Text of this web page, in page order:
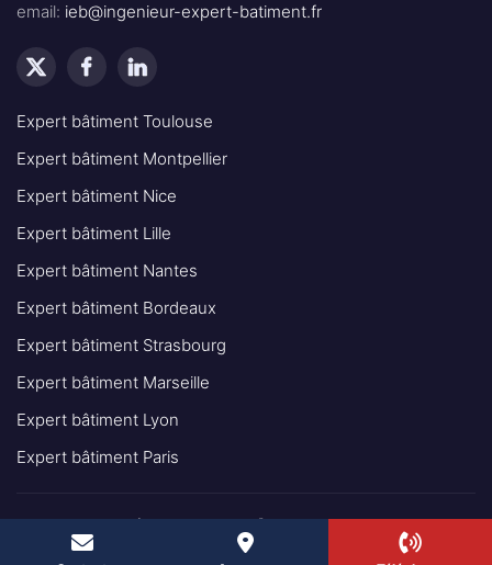
email: ieb@ingenieur-expert-batiment.fr
Expert bâtiment Toulouse
Expert bâtiment Montpellier
Expert bâtiment Nice
Expert bâtiment Lille
Expert bâtiment Nantes
Expert bâtiment Bordeaux
Expert bâtiment Strasbourg
Expert bâtiment Marseille
Expert bâtiment Lyon
Expert bâtiment Paris
© 2025 - INGÉNIEUR EXPERT BÂTIMENT IEB TOUS DROITS
RÉSERVÉS